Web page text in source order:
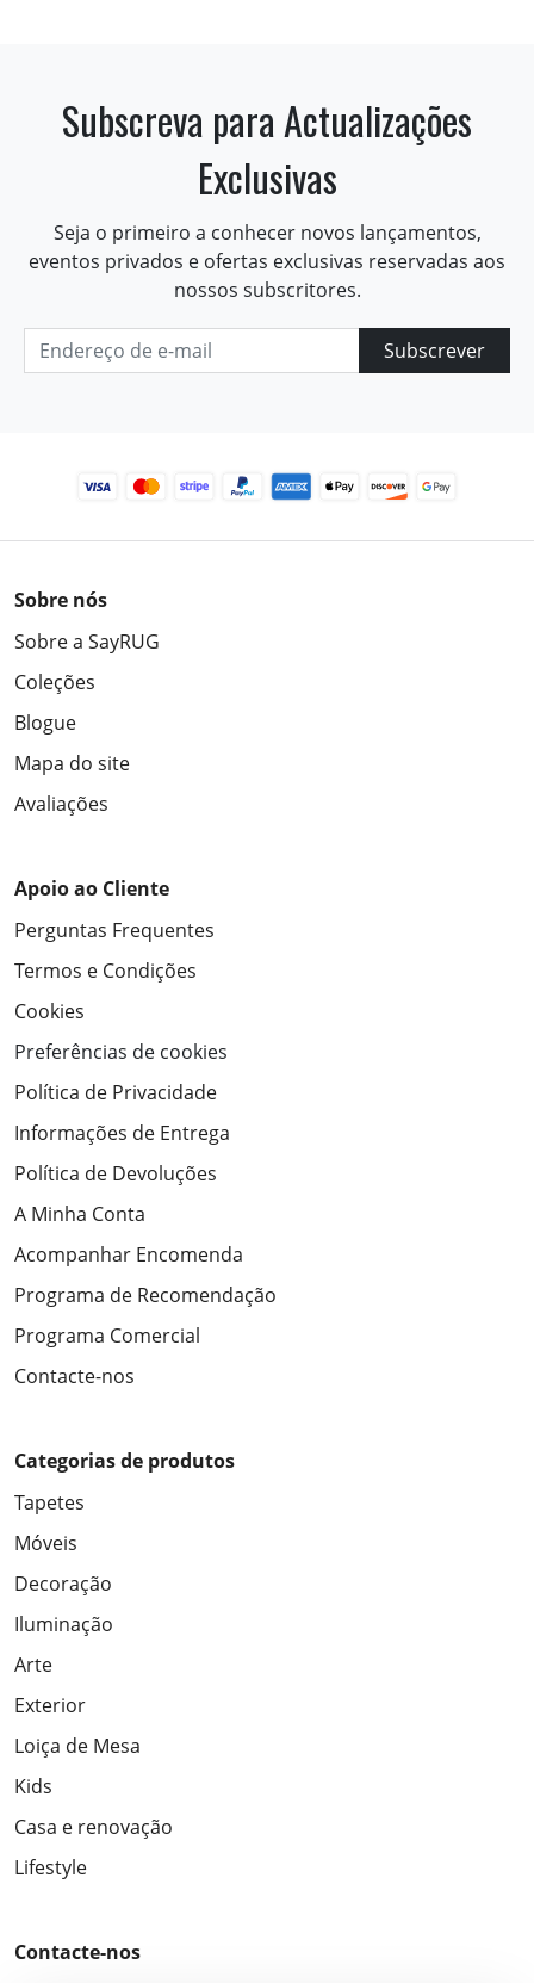
Subscreva para Actualizações
Exclusivas
Seja o primeiro a conhecer novos lançamentos,
eventos privados e ofertas exclusivas reservadas aos
nossos subscritores.
Subscrever
Sobre nós
Sobre a SayRUG
Coleções
Blogue
Mapa do site
Avaliações
Apoio ao Cliente
Perguntas Frequentes
Termos e Condições
Cookies
Preferências de cookies
Política de Privacidade
Informações de Entrega
Política de Devoluções
A Minha Conta
Acompanhar Encomenda
Programa de Recomendação
Programa Comercial
Contacte-nos
Categorias de produtos
Tapetes
Móveis
Decoração
Iluminação
Arte
Exterior
Loiça de Mesa
Kids
Casa e renovação
Lifestyle
Contacte-nos